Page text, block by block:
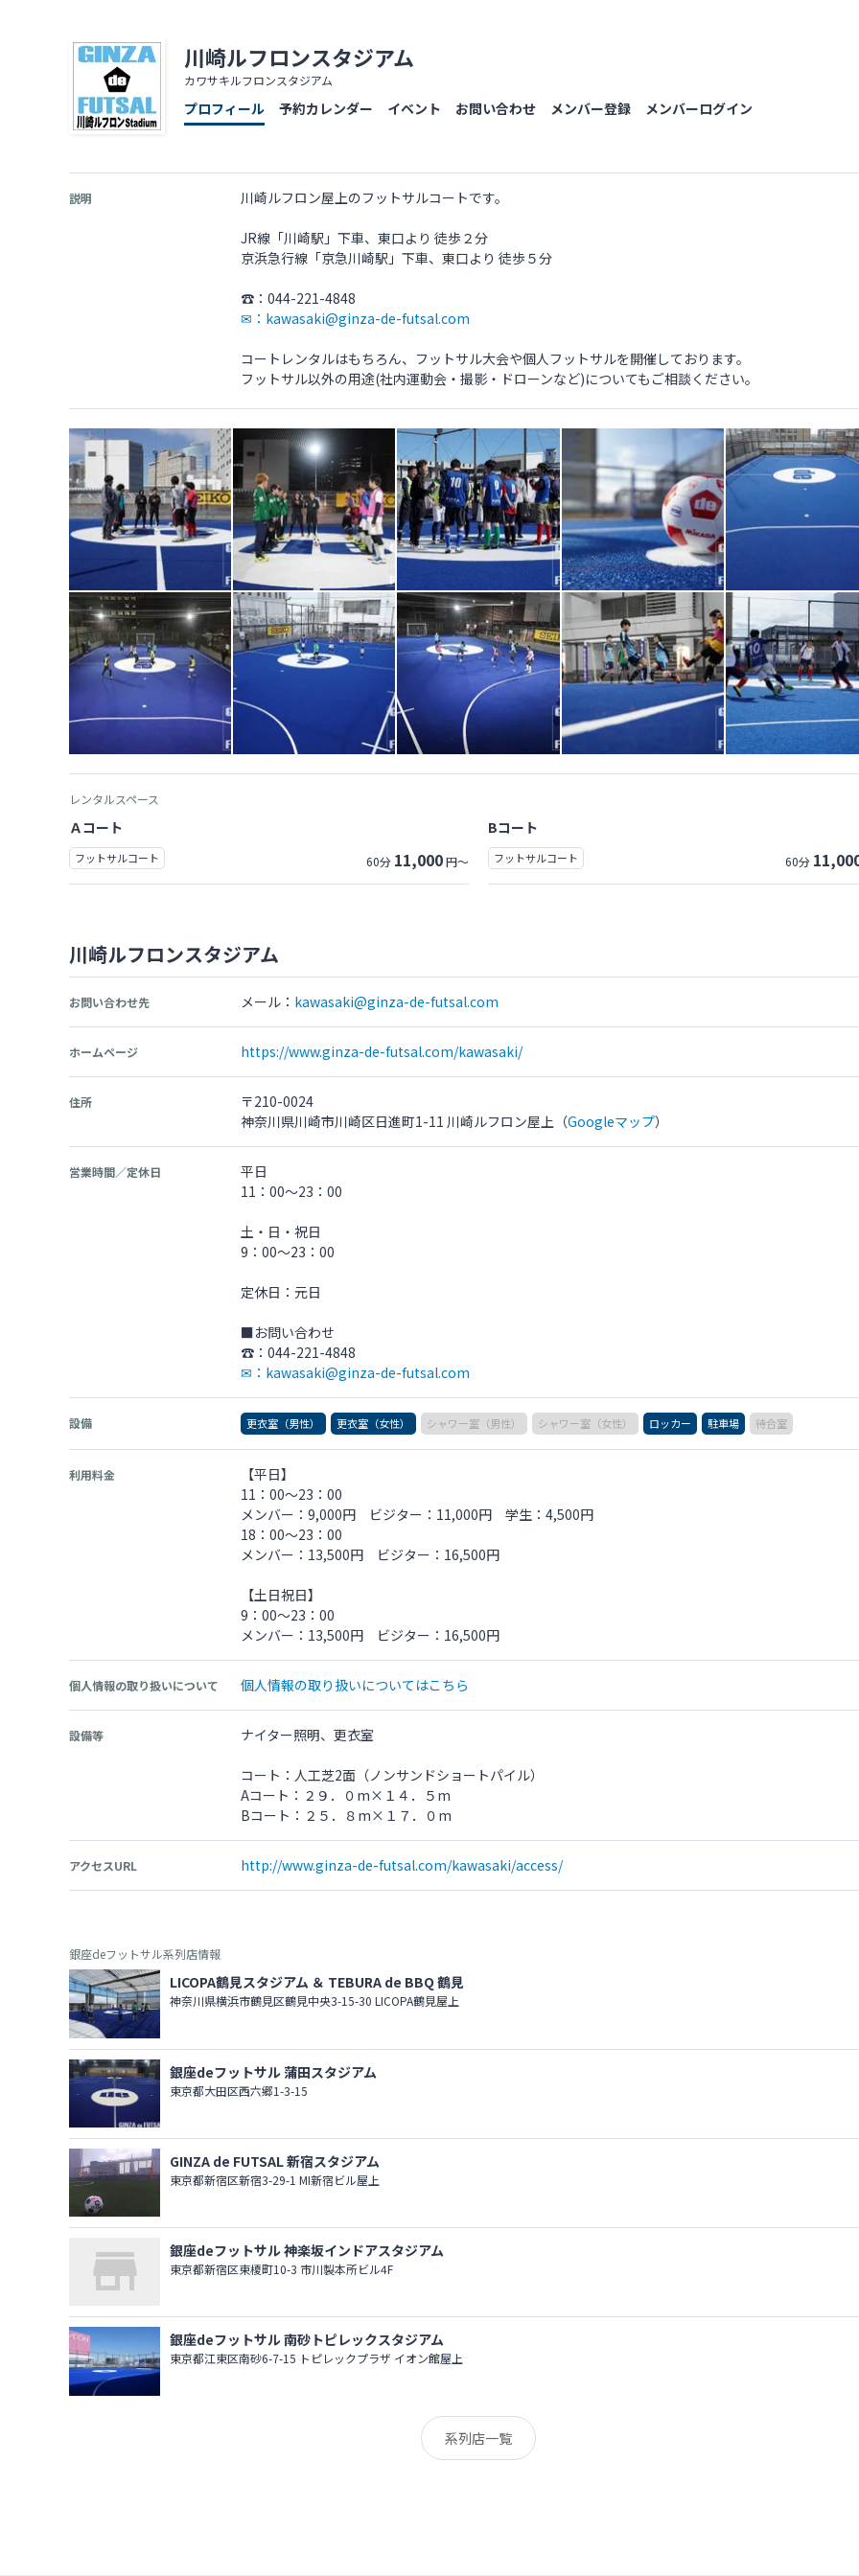
川崎ルフロンスタジアム
カワサキルフロンスタジアム
プロフィール 予約カレンダー イベント お問い合わせ メンバー登録 メンバーログイン
説明 川崎ルフロン屋上のフットサルコートです。
JR線「川崎駅」下車、東口より 徒歩２分
京浜急行線「京急川崎駅」下車、東口より 徒歩５分
✉：kawasaki@ginza-de-futsal.com
コートレンタルはもちろん、フットサル大会や個人フットサルを開催しております。
フットサル以外の用途(社内運動会・撮影・ドローンなど)についてもご相談ください。
レンタルスペース
Ａコート
フットサルコート 60分 11,000円～
Bコート
フットサルコート 60分
川崎ルフロンスタジアム
お問い合わせ先 メール： kawasaki@ginza-de-futsal.com
ホームページ https://www.ginza-de-futsal.com/kawasaki/
住所
〒210-0024
神奈川県川崎市川崎区日進町1-11 川崎ルフロン屋上（Googleマップ）
営業時間／定休日
平日
11：00〜23：00
土・日・祝日
9：00〜23：00
定休日：元日
■お問い合わせ
✉：kawasaki@ginza-de-futsal.com
設備 更衣室（男性） 更衣室（女性） シャワー室（男性） シャワー室（女性） ロッカー 駐車場 待合室
利用料金
【平日】
11：00～23：00
メンバー：9,000円 ビジター：11,000円 学生：4,500円
18：00～23：00
メンバー：13,500円 ビジター：16,500円
【土日祝日】
9：00～23：00
メンバー：13,500円 ビジター：16,500円
個人情報の取り扱いについて 個人情報の取り扱いについてはこちら
設備等 ナイター照明、更衣室
コート：人工芝2面（ノンサンドショートパイル）
Aコート：２９．０m×１４．５m
Bコート：２５．８m×１７．０m
アクセスURL http://www.ginza-de-futsal.com/kawasaki/access/
銀座deフットサル系列店情報
LICOPA鶴見スタジアム ＆ TEBURA de BBQ 鶴見
神奈川県横浜市鶴見区鶴見中央3-15-30 LICOPA鶴見屋上
銀座deフットサル 蒲田スタジアム
東京都大田区西六郷1-3-15
GINZA de FUTSAL 新宿スタジアム
東京都新宿区新宿3-29-1 MI新宿ビル屋上
銀座deフットサル 神楽坂インドアスタジアム
東京都新宿区東榎町10-3 市川製本所ビル4F
銀座deフットサル 南砂トピレックスタジアム
東京都江東区南砂6-7-15 トピレックプラザ イオン館屋上
系列店一覧